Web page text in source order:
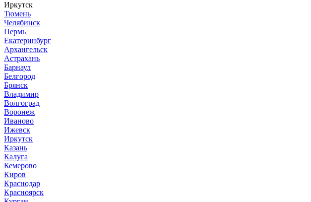
Иркутск
Тюмень
Челябинск
Пермь
Екатеринбург
Архангельск
Астрахань
Барнаул
Белгород
Брянск
Владимир
Волгоград
Воронеж
Иваново
Ижевск
Иркутск
Казань
Калуга
Кемерово
Киров
Краснодар
Красноярск